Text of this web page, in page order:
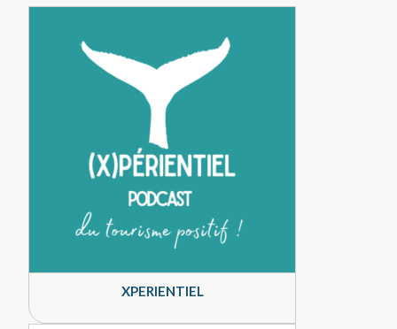
XPERIENTIEL